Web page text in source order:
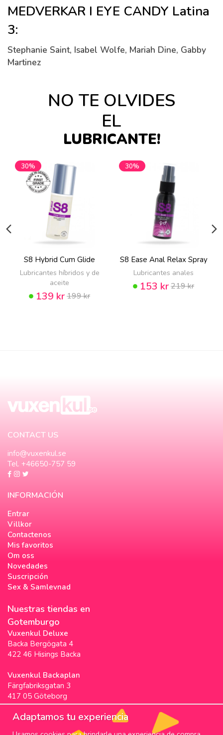
MEDVERKAR I EYE CANDY Latina
3:
Stephanie Saint, Isabel Wolfe, Mariah Dine, Gabby
Martinez
NO TE OLVIDES
EL
LUBRICANTE!
30%
S8 Hybrid Cum Glide
Lubricantes híbridos y de
aceite
139 kr199 kr
30%
S8 Ease Anal Relax Spray
Lubricantes anales
153 kr219 kr
CONTACT US
info@vuxenkul.se
Tel. +46650-757 59
INFORMACIÓN
Entrar
Villkor
Contactenos
Mis favoritos
Om oss
Novedades
Suscripción
Sex & Samlevnad
Nuestras tiendas en
Gotemburgo
Vuxenkul Deluxe
Backa Bergögata 4
422 46 Hisings Backa
Vuxenkul Backaplan
Färgfabriksgatan 3
417 05 Göteborg
Vuxenkul Stigscenter
Backa Bergögata 2
Adaptamos tu experiencia